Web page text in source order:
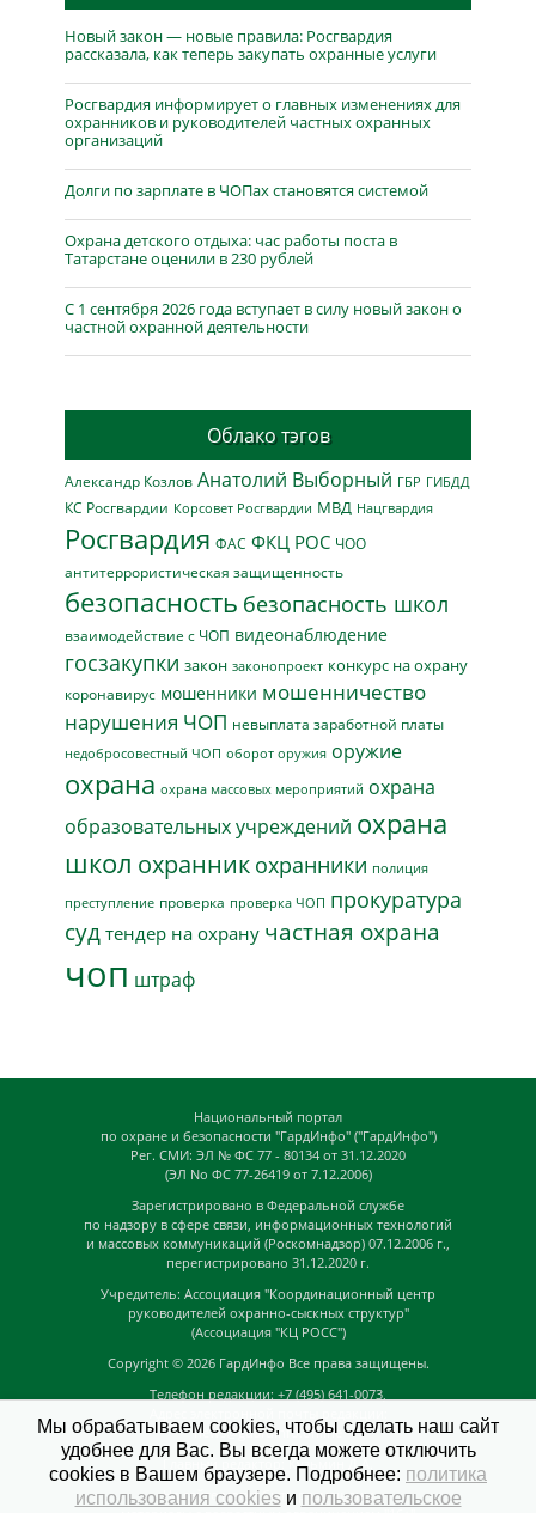
Новый закон — новые правила: Росгвардия
рассказала, как теперь закупать охранные услуги
Росгвардия информирует о главных изменениях для
охранников и руководителей частных охранных
организаций
Долги по зарплате в ЧОПах становятся системой
Охрана детского отдыха: час работы поста в
Татарстане оценили в 230 рублей
С 1 сентября 2026 года вступает в силу новый закон о
частной охранной деятельности
Облако тэгов
Александр Козлов Анатолий Выборный ГБР ГИБДД
КС Росгвардии Корсовет Росгвардии МВД Нацгвардия
Росгвардия ФАС ФКЦ РОС ЧОО
антитеррористическая защищенность
безопасность безопасность школ
взаимодействие с ЧОП видеонаблюдение
госзакупки закон законопроект конкурс на охрану
коронавирус мошенники мошенничество
нарушения ЧОП невыплата заработной платы
недобросовестный ЧОП оборот оружия оружие
охрана охрана массовых мероприятий охрана
образовательных учреждений охрана
школ охранник охранники полиция
преступление проверка проверка ЧОП прокуратура
суд тендер на охрану частная охрана
чоп штраф
Национальный портал
по охране и безопасности "ГардИнфо" ("ГардИнфо")
Рег. СМИ: ЭЛ № ФС 77 - 80134 от 31.12.2020
(ЭЛ No ФС 77-26419 от 7.12.2006)
Зарегистрировано в Федеральной службе
по надзору в сфере связи, информационных технологий
и массовых коммуникаций (Роскомнадзор) 07.12.2006 г.,
перегистрировано 31.12.2020 г.
Учредитель: Ассоциация "Координационный центр
руководителей охранно-сыскных структур"
(Ассоциация "КЦ РОСС")
Copyright © 2026 ГардИнфо Все права защищены.
Телефон редакции: +7 (495) 641-0073,
news@guardinfo.online
Главный редактор: Кузьмин Д.А.
На сайте могут быть размещены
Мы обрабатываем cookies, чтобы сделать наш сайт
удобнее для Вас. Вы всегда можете отключить
cookies в Вашем браузере. Подробнее: политика
использования cookiesи пользовательское